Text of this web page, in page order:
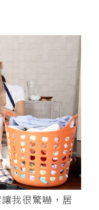
我很驚嚇，居